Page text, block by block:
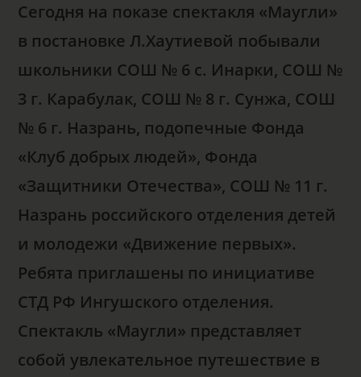
Сегодня на показе спектакля «Маугли»
в постановке Л.Хаутиевой побывали
школьники СОШ № 6 с. Инарки, СОШ №
3 г. Карабулак, СОШ № 8 г. Сунжа, СОШ
№ 6 г. Назрань, подопечные Фонда
«Клуб добрых людей», Фонда
«Защитники Отечества», СОШ № 11 г.
Назрань российского отделения детей
и молодежи «Движение первых».
Ребята приглашены по инициативе
СТД РФ Ингушского отделения.
Спектакль «Маугли» представляет
собой увлекательное путешествие в